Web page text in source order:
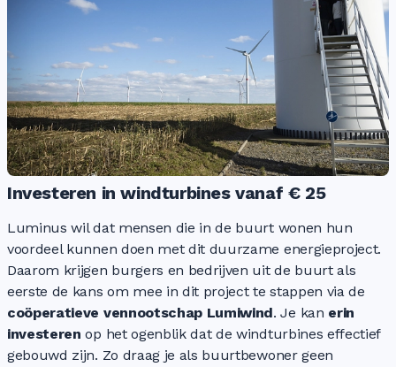
Investeren in windturbines vanaf € 25
Luminus wil dat mensen die in de buurt wonen hun
voordeel kunnen doen met dit duurzame energieproject.
Daarom krijgen burgers en bedrijven uit de buurt als
eerste de kans om mee in dit project te stappen via de
coöperatieve vennootschap Lumiwind. Je kan erin
investeren op het ogenblik dat de windturbines effectief
gebouwd zijn. Zo draag je als buurtbewoner geen